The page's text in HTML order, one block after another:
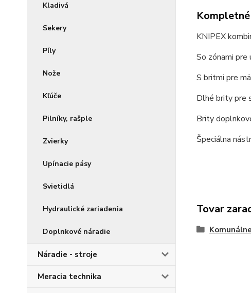
Kladivá
Sekery
Píly
Nože
Kľúče
Pilníky, rašple
Zvierky
Upínacie pásy
Svietidlá
Hydraulické zariadenia
Doplnkové náradie
Náradie - stroje
Meracia technika
KNIPEX
So zónami pre
S britmi pre
Dlhé brity pre
Brity
Špeciálna
Tovar